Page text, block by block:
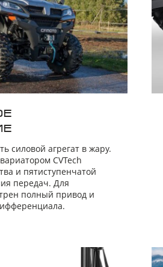
силовой агрегат в жару.
CVTech
и пятиступенчатой
передач. Для
полный привод и